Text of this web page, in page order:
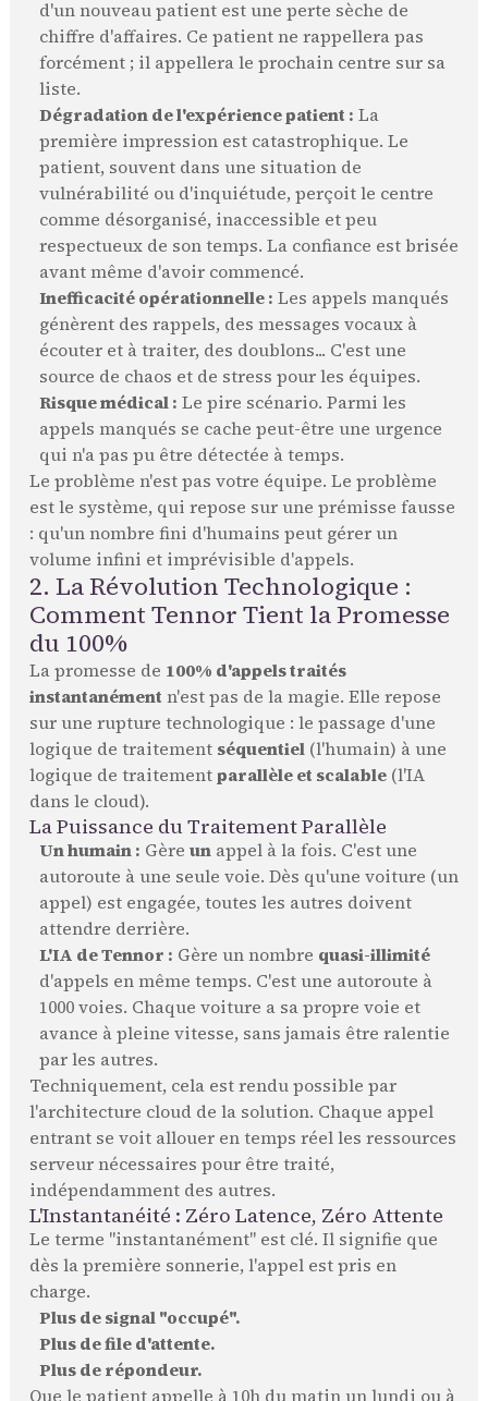
d'un nouveau patient est une perte sèche de
chiffre d'affaires. Ce patient ne rappellera pas
forcément ; il appellera le prochain centre sur sa
liste.
Dégradation de l'expérience patient : La
première impression est catastrophique. Le
patient, souvent dans une situation de
vulnérabilité ou d'inquiétude, perçoit le centre
comme désorganisé, inaccessible et peu
respectueux de son temps. La confiance est brisée
avant même d'avoir commencé.
Inefficacité opérationnelle : Les appels manqués
génèrent des rappels, des messages vocaux à
écouter et à traiter, des doublons... C'est une
source de chaos et de stress pour les équipes.
Risque médical : Le pire scénario. Parmi les
appels manqués se cache peut-être une urgence
qui n'a pas pu être détectée à temps.
Le problème n'est pas votre équipe. Le problème
est le système, qui repose sur une prémisse fausse
: qu'un nombre fini d'humains peut gérer un
volume infini et imprévisible d'appels.
2. La Révolution Technologique :
Comment Tennor Tient la Promesse
du 100%
La promesse de 100% d'appels traités
instantanément n'est pas de la magie. Elle repose
sur une rupture technologique : le passage d'une
logique de traitement séquentiel(l'humain) à une
logique de traitementparallèle et scalable(l'IA
dans le cloud).
La Puissance du Traitement Parallèle
Un humain : Gère unappel à la fois. C'est une
autoroute à une seule voie. Dès qu'une voiture (un
appel) est engagée, toutes les autres doivent
attendre derrière.
L'IA de Tennor : Gère un nombre quasi-illimité
d'appels en même temps. C'est une autoroute à
1000 voies. Chaque voiture a sa propre voie et
avance à pleine vitesse, sans jamais être ralentie
par les autres.
Techniquement, cela est rendu possible par
l'architecture cloud de la solution. Chaque appel
entrant se voit allouer en temps réel les ressources
serveur nécessaires pour être traité,
indépendamment des autres.
L'Instantanéité : Zéro Latence, Zéro Attente
Le terme "instantanément" est clé. Il signifie que
dès la première sonnerie, l'appel est pris en
charge.
Plus de signal "occupé".
Plus de file d'attente.
Plus de répondeur.
Que le patient appelle à 10h du matin un lundi ou à